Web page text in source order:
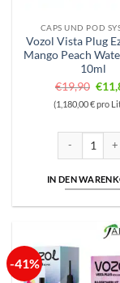
CAPS UND POD
Vozol Vista Plug Ez
Mango Peach
10ml
€19,90 €
(1,180,00 € pro
IN DEN
-41%